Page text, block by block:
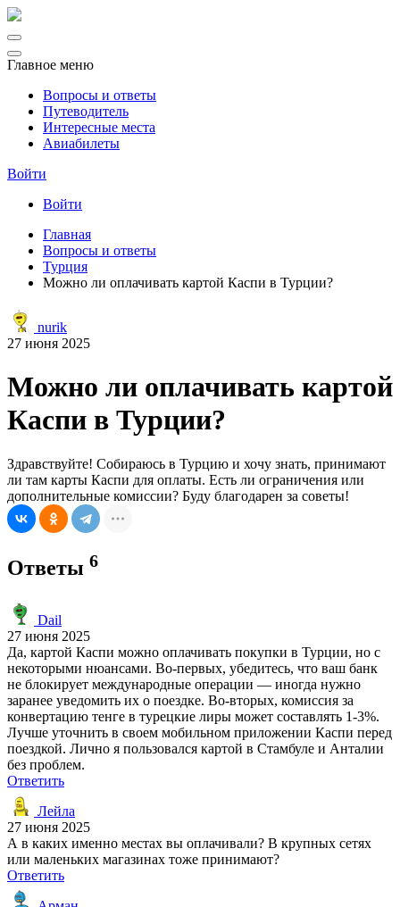
Главное меню
Вопросы и ответы
Путеводитель
Интересные места
Авиабилеты
Войти
Войти
Главная
Вопросы и ответы
Турция
Можно ли оплачивать картой Каспи в Турции?
nurik
27 июня 2025
Можно ли оплачивать картой
Каспи в Турции?
Здравствуйте! Собираюсь в Турцию и хочу знать, принимают
ли там карты Каспи для оплаты. Есть ли ограничения или
дополнительные комиссии? Буду благодарен за советы!
Ответы 6
Dail
27 июня 2025
Да, картой Каспи можно оплачивать покупки в Турции, но с
некоторыми нюансами. Во-первых, убедитесь, что ваш банк
не блокирует международные операции — иногда нужно
заранее уведомить их о поездке. Во-вторых, комиссия за
конвертацию тенге в турецкие лиры может составлять 1-3%.
Лучше уточнить в своем мобильном приложении Каспи перед
поездкой. Лично я пользовался картой в Стамбуле и Анталии
без проблем.
Ответить
Лейла
27 июня 2025
А в каких именно местах вы оплачивали? В крупных сетях
или маленьких магазинах тоже принимают?
Ответить